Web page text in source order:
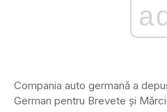
Compania auto germană a
German pentru Brevete și